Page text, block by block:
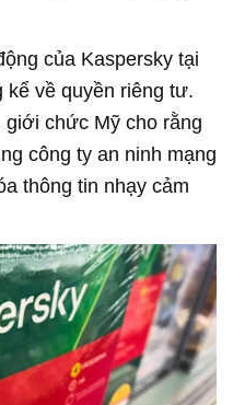
của Kaspersky tại
kể về quyền riêng tư.
chức Mỹ cho rằng
công ty an ninh mạng
thông tin nhạy cảm